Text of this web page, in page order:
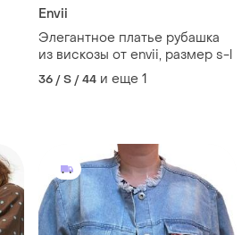
Envii
Элегантное платье рубашка
из вискозы от envii, размер s-l
36 / S / 44 и еще 1